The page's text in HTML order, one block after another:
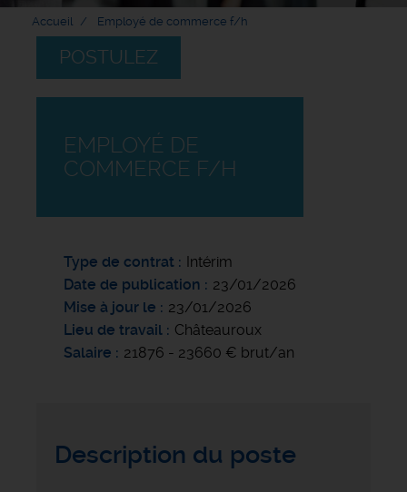
Accueil Employé de commerce f/h
POSTULEZ
EMPLOYÉ DE
COMMERCE F/H
Type de contrat
Intérim
Date de publication
23/01/2026
Mise à jour le
23/01/2026
Lieu de travail
Châteauroux
Salaire
21876 - 23660 € brut/an
Description du poste